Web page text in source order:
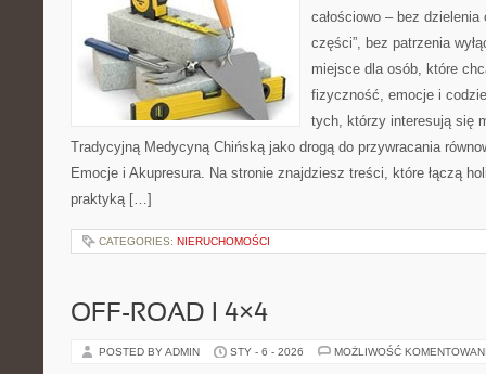
całościowo – bez dzielenia
części”, bez patrzenia
miejsce dla osób, które
fizyczność, emocje i
tych, którzy interesują się
Tradycyjną Medycyną Chińską jako drogą do przywracania
Emocje i Akupresura. Na stronie znajdziesz treści, które łączą
praktyką […]
CATEGORIES: NIERUCHOMOŚCI
OFF-ROAD I 4×4
POSTED BY ADMIN STY - 6 - 2026 MOŻLIWOŚĆ